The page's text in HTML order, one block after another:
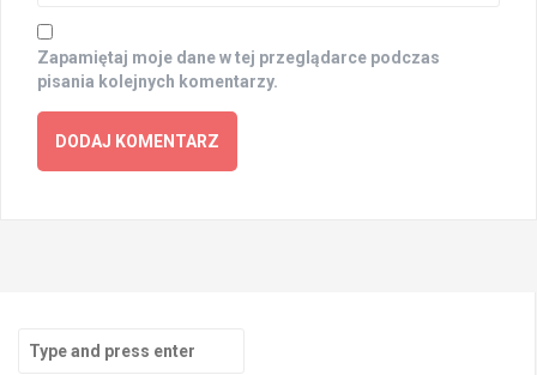
Zapamiętaj moje dane w tej przeglądarce podczas
pisania kolejnych komentarzy.
Search
for: